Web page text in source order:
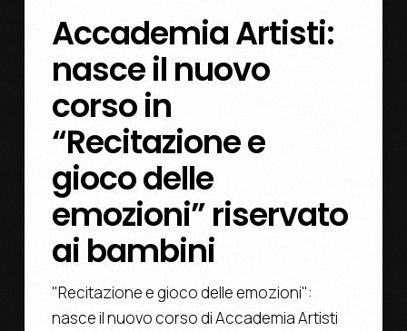
Accademia Artisti:
nasce il nuovo
corso in
“Recitazione e
gioco delle
emozioni” riservato
ai bambini
"Recitazione e gioco delle emozioni":
nasce il nuovo corso di Accademia Artisti